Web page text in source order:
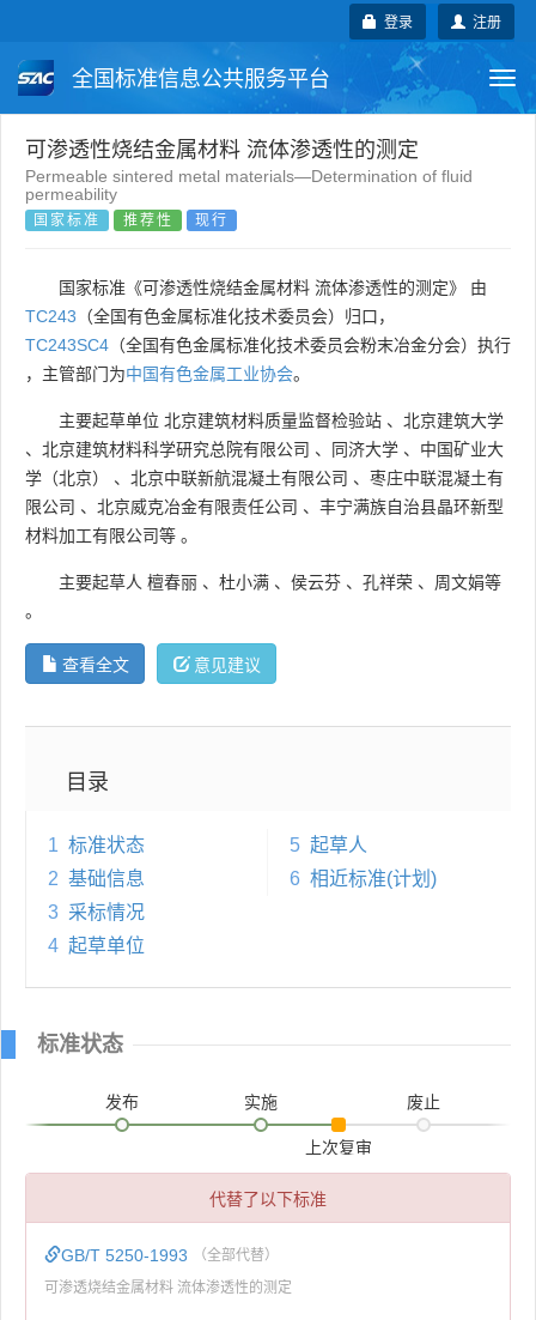
注册
登录
全国标准信息公共服务平台
国家标准 行业标准 地方标准
团体标准
可渗透性烧结金属材料 流体渗透性的测定
Permeable sintered metal materials―Determination of fluid
permeability
国家标准 推荐性 现行
国家标准《可渗透性烧结金属材料 流体渗透性的测定》 由
TC243 （全国有色金属标准化技术委员会）归口，
TC243SC4 （全国有色金属标准化技术委员会粉末冶金分会）执行
，主管部门为中国有色金属工业协会。
主要起草单位 北京建筑材料质量监督检验站 、 北京建筑大学
、 北京建筑材料科学研究总院有限公司 、 同济大学 、 中国矿业大
学（北京）
、 北京中联新航混凝土有限公司 、 枣庄中联混凝土有
限公司 、 北京威克冶金有限责任公司 、 丰宁满族自治县晶环新型
材料加工有限公司等 。
主要起草人 檀春丽 、 杜小满 、 侯云芬 、 孔祥荣 、 周文娟等
。
查看全文 意见建议
目录
1 标准状态
2 基础信息
3 采标情况
4 起草单位
5 起草人
6 相近标准(计划)
标准状态
发布 实施
上次复审
废止
代替了以下标准
GB/T 5250-1993 （全部代替）
可渗透烧结金属材料 流体渗透性的测定